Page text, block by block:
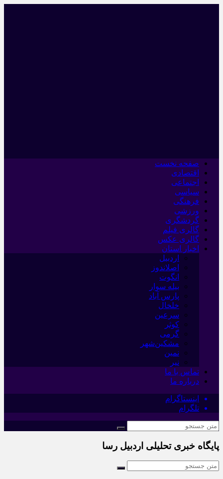
صفحه نخست
اقتصادی
اجتماعی
سیاسی
فرهنگی
ورزشی
گردشگری
گالری فیلم
گالری عکس
اخبار استان
اردبیل
اصلاندوز
انگوت
بیله سوار
پارس آباد
خلخال
سرعین
کوثر
گرمی
مشکین‌شهر
نمین
نیر
تماس با ما
درباره ما
اینستاگرام
تلگرام
پایگاه خبری تحلیلی اردبیل رسا